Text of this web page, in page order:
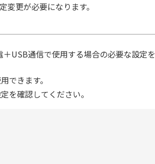
変更が必要になります。
USB通信で使用する場合の必要な設定を
できます。
を確認してください。